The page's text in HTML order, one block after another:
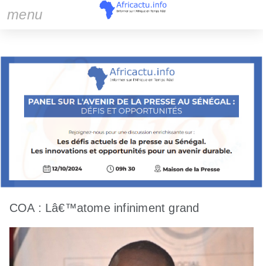
COA : Lâ€™atome infiniment grand
menu